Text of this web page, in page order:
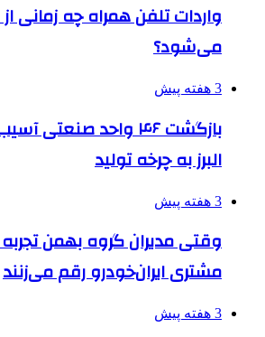
واردات تلفن همراه چه زمانی
می‌شود؟
3 هفته پیش
بازگشت ۴۶ واحد
البرز به چرخه تولید
3 هفته پیش
وقتی مدیران گروه بهمن
مشتری ایران‌خودرو رقم می‌زنند
3 هفته پیش